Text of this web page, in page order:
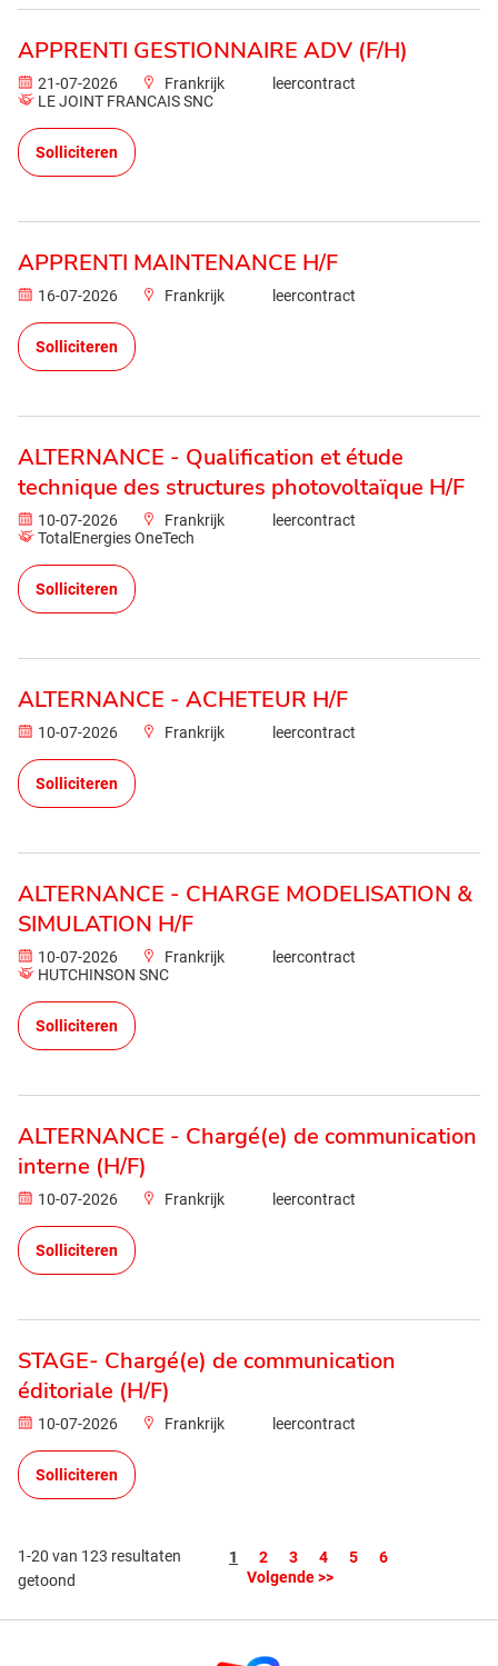
APPRENTI GESTIONNAIRE ADV (F/H)
21-07-2026 Frankrijk
leercontract
LE JOINT FRANCAIS SNC
Solliciteren
APPRENTI MAINTENANCE H/F
16-07-2026 Frankrijk leercontract
Solliciteren
ALTERNANCE - Qualification et étude
technique des structures photovoltaïque H/F
10-07-2026 Frankrijk
leercontract
TotalEnergies OneTech
Solliciteren
ALTERNANCE - ACHETEUR H/F
10-07-2026 Frankrijk leercontract
Solliciteren
ALTERNANCE - CHARGE MODELISATION &
SIMULATION H/F
10-07-2026 Frankrijk
leercontract
HUTCHINSON SNC
Solliciteren
ALTERNANCE - Chargé(e) de communication
interne (H/F)
10-07-2026 Frankrijk leercontract
Solliciteren
STAGE- Chargé(e) de communication
éditoriale (H/F)
10-07-2026 Frankrijk leercontract
Solliciteren
1-20 van 123 resultaten
getoond
Pagina
1 2 3 4 5
6
Volgende >>